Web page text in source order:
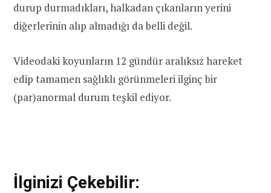
durup durmadıkları, halkadan çıkanların yerini
diğerlerinin alıp almadığı da belli değil.
Videodaki koyunların 12 gündür aralıksız hareket
edip tamamen sağlıklı görünmeleri ilginç bir
(par)anormal durum teşkil ediyor.
İlginizi Çekebilir: